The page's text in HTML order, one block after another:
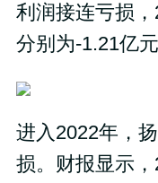
利润接连亏损
分别为-1.21亿
进入2022年，
损。财报显示